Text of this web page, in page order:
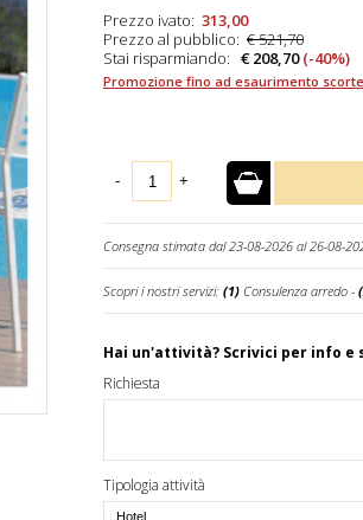
Prezzo ivato: 313,00
Prezzo al pubblico: € 521,70
Stai risparmiando: € 208,70(-40%)
Promozione fino ad esaurimento scorte
- +
Consegna stimata dal 23-08-2026 al 26-08-
Scopri i nostri servizi: (1) Consulenza arredo -
Hai un'attività? Scrivici per info e
Richiesta
Tipologia attività